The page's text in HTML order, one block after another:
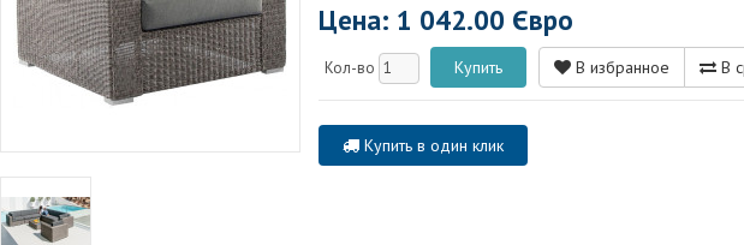
Цена: 1 042.00 Євро
Кол-во В избранное В
Купить в один клик